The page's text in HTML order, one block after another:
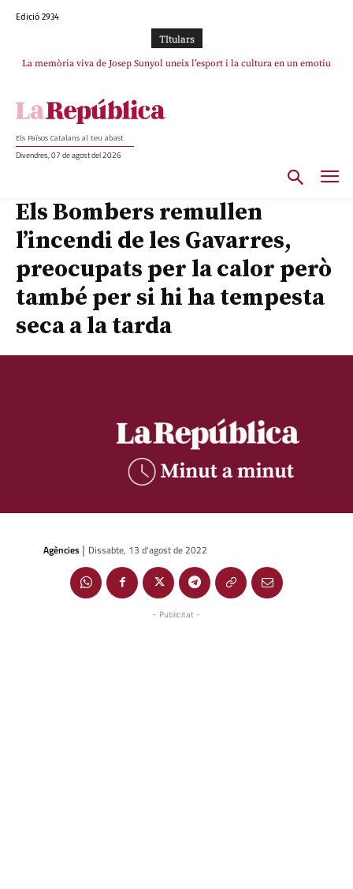
Edició 2934
TItulars
La “dignitat” a mitges de Marc Puigtió: renuncia a Girona pels àudios però
Els Països Catalans al teu abast
Divendres, 07 de agost del 2026
Els Bombers remullen
l’incendi de les Gavarres,
preocupats per la calor però
també per si hi ha tempesta
seca a la tarda
Agències | Dissabte, 13 d'agost de 2022
- Publicitat -